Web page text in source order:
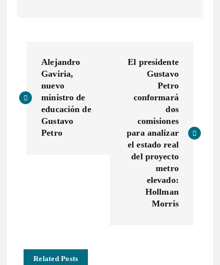
v
ó
Alejandro
Gaviria,
nuevo
ministro de
educación de
Gustavo
Petro
El presidente
Gustavo
Petro
conformará
dos
comisiones
para analizar
el estado real
del proyecto
metro
elevado:
Hollman
Morris
Related Posts